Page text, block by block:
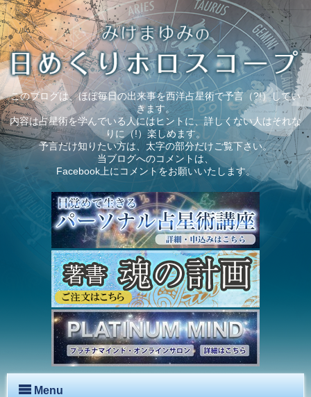
このブログは、ほぼ毎日の出来事を西洋占星術で予言（?!）してい
きます。
内容は占星術を学んでいる人にはヒントに、詳しくない人はそれな
りに（!）楽しめます。
予言だけ知りたい方は、太字の部分だけご覧下さい。
当ブログへのコメントは、
Facebook上にコメントをお願いいたします。
Menu